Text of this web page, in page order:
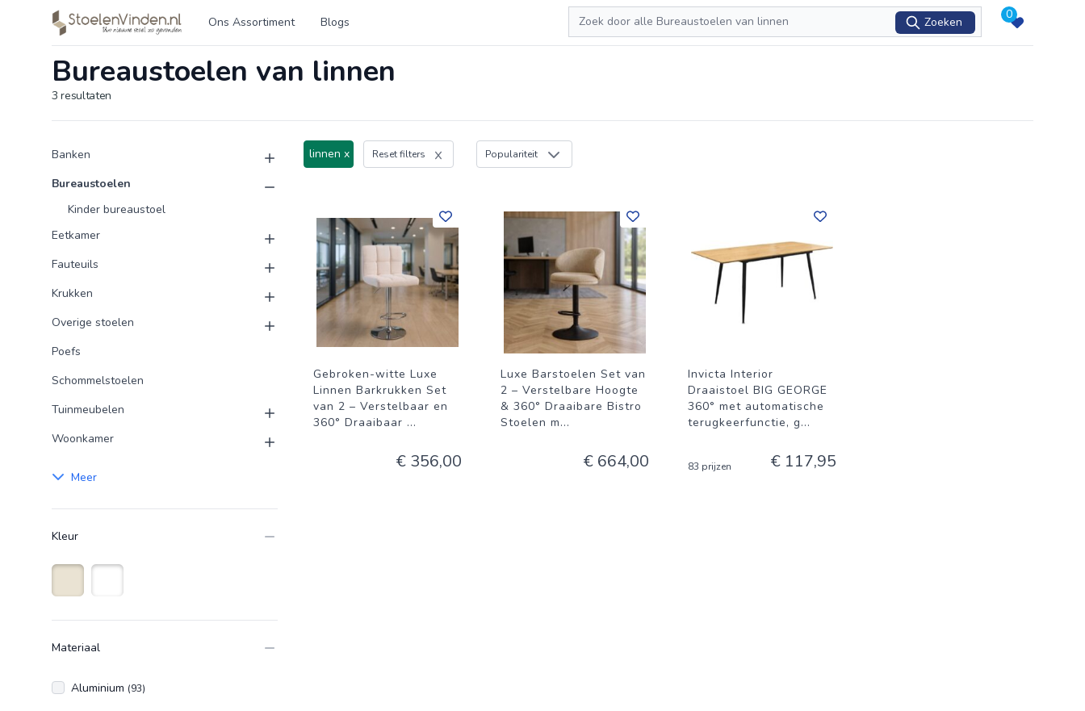
Logo stoelenvinden.nl Ons Assortiment Blogs
Zoeken
Zoeken
0
Bureaustoelen van linnen
3resultaten
Producten
Product categorieën
Banken
Bureaustoelen
Kinder bureaustoel
Eetkamer
Fauteuils
Krukken
Overige stoelen
Poefs
Schommelstoelen
Tuinmeubelen
Woonkamer
Meer
Kleur
Materiaal
Aluminium (93)
linnen x Reset filters Populariteit
Gebroken-witte Luxe
Linnen Barkrukken Set
van 2 – Verstelbaar en
360° Draaibaar ...
€ 356,00
Luxe Barstoelen Set van
2 – Verstelbare Hoogte
& 360° Draaibare Bistro
Stoelen m...
€ 664,00
Invicta Interior
Draaistoel BIG GEORGE
360° met automatische
terugkeerfunctie, g...
83 prijzen € 117,95